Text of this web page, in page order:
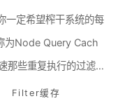
一定希望榨干系统的每
为Node Query Cach
那些重复执行的过滤查
Filter缓存